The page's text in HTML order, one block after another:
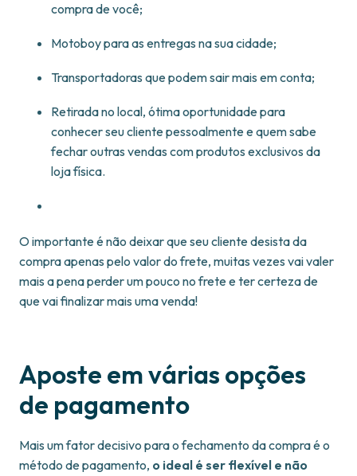
compra de você;
Motoboy para as entregas na sua cidade;
Transportadoras que podem sair mais em conta;
Retirada no local, ótima oportunidade para
conhecer seu cliente pessoalmente e quem sabe
fechar outras vendas com produtos exclusivos da
loja física.
O importante é não deixar que seu cliente desista da
compra apenas pelo valor do frete, muitas vezes vai valer
mais a pena perder um pouco no frete e ter certeza de
que vai finalizar mais uma venda!
Aposte em várias opções
de pagamento
Mais um fator decisivo para o fechamento da compra é o
método de pagamento, o ideal é ser flexível e não